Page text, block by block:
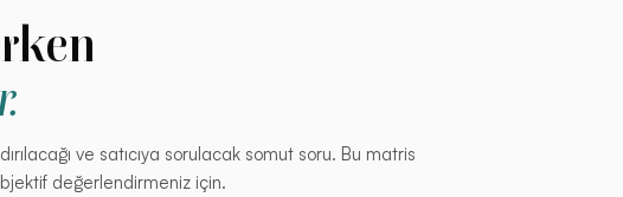
ve satıcıya sorulacak somut soru. Bu matris
değerlendirmeniz için.